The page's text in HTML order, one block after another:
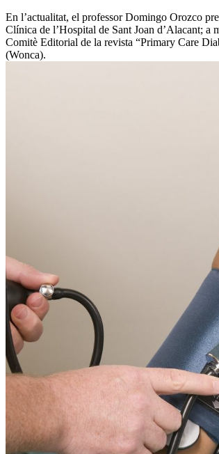
En l’actualitat, el professor Domingo Orozco
Clínica de l’Hospital de Sant Joan d’Alacant; a
Comitè Editorial de la revista “Primary Care
(Wonca).